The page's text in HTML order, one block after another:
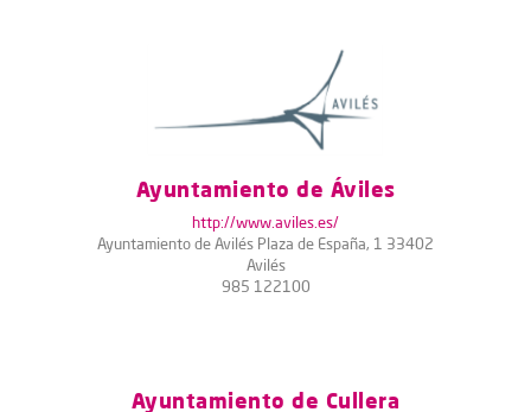
Ayuntamiento de Áviles
http://www.aviles.es/
Ayuntamiento de Avilés Plaza de España, 1 33402
Avilés
985 122100
Ayuntamiento de Cullera